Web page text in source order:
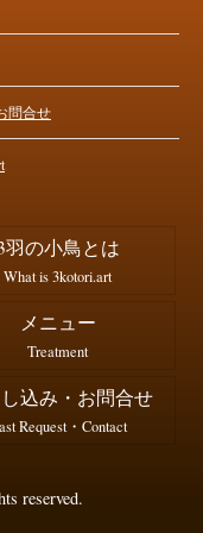
問合せ
羽の小鳥とは
What is 3kotori.art
メニュー
Treatment
込み・お問合せ
Request・Contact
reserved.